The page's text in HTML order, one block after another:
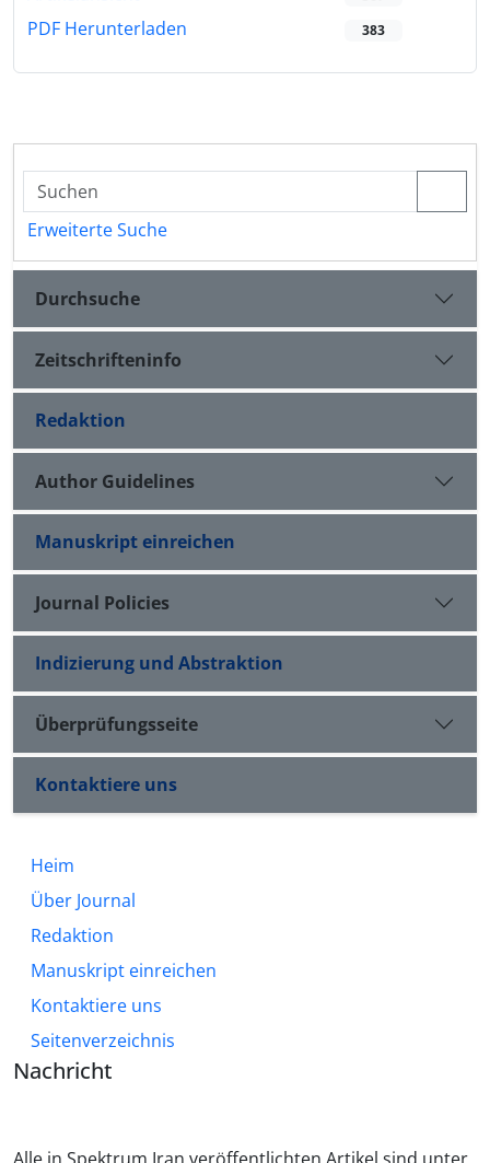
PDF Herunterladen 383
Erweiterte Suche
Durchsuche
Zeitschrifteninfo
Redaktion
Author Guidelines
Manuskript einreichen
Journal Policies
Indizierung und Abstraktion
Überprüfungsseite
Kontaktiere uns
Heim
Über Journal
Redaktion
Manuskript einreichen
Kontaktiere uns
Seitenverzeichnis
Nachricht